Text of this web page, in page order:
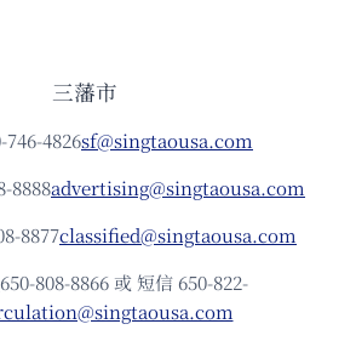
三藩市
746-4826sf@singtaousa.com
8888advertising@singtaousa.com
8877classified@singtaousa.com
650-808-8866 或 短信 650-822-